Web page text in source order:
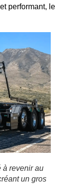
performant, le
à revenir au
un gros